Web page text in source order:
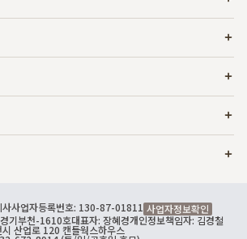
사사업자등록번호: 130-87-01811 사업자정보확인
기부천-1610호대표자: 장혜경개인정보책임자: 김경철
산업로 120 캔들웍스하우스